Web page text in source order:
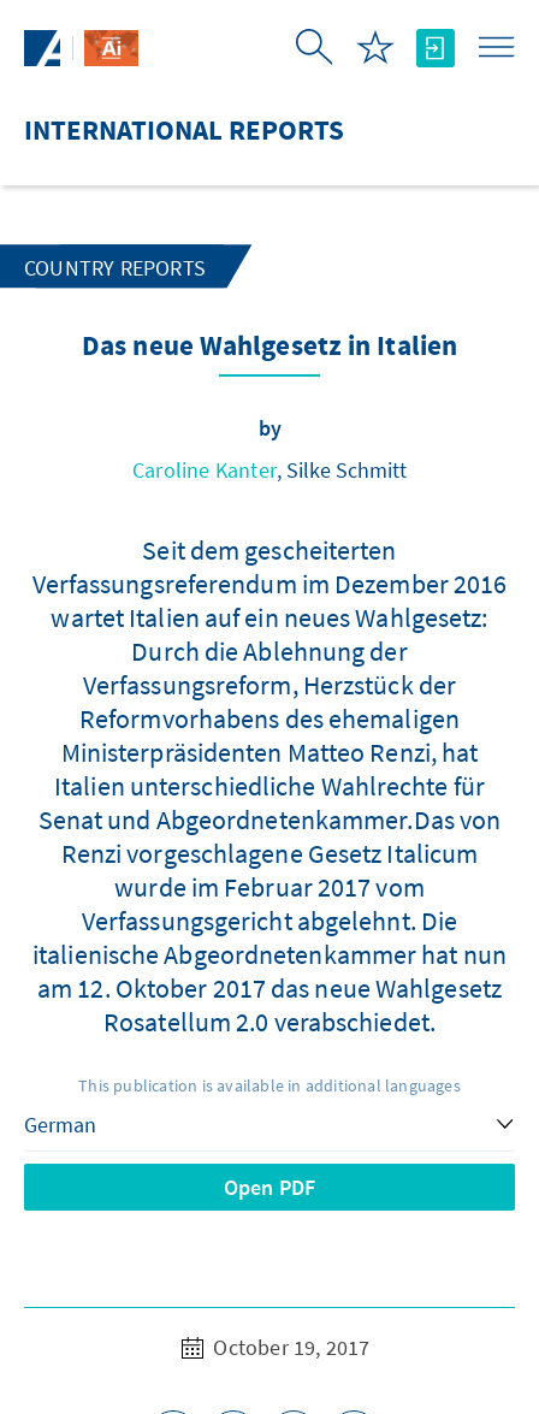
INTERNATIONAL REPORTS
COUNTRY REPORTS
Das neue Wahlgesetz in Italien
by
Caroline Kanter, Silke Schmitt
Seit dem gescheiterten
Verfassungsreferendum im Dezember 2016
wartet Italien auf ein neues Wahlgesetz:
Durch die Ablehnung der
Verfassungsreform, Herzstück der
Reformvorhabens des ehemaligen
Ministerpräsidenten Matteo Renzi, hat
Italien unterschiedliche Wahlrechte für
Senat und Abgeordnetenkammer.Das von
Renzi vorgeschlagene Gesetz Italicum
wurde im Februar 2017 vom
Verfassungsgericht abgelehnt. Die
italienische Abgeordnetenkammer hat nun
am 12. Oktober 2017 das neue Wahlgesetz
Rosatellum 2.0 verabschiedet.
This publication is available in additional languages
Open PDF
October 19, 2017